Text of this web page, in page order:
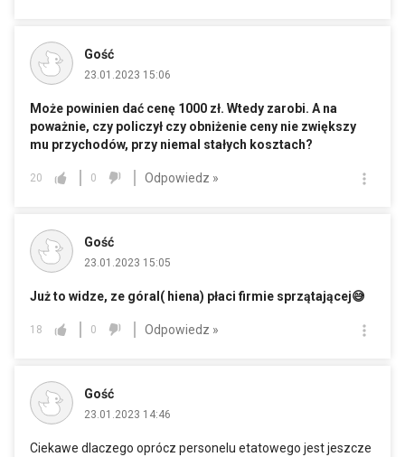
Gość
23.01.2023 15:06
Może powinien dać cenę 1000 zł. Wtedy zarobi. A na
poważnie, czy policzył czy obniżenie ceny nie zwiększy
mu przychodów, przy niemal stałych kosztach?
20 0 Odpowiedz »
Gość
23.01.2023 15:05
Już to widze, ze góral( hiena) płaci firmie sprzątającej😅
18 0 Odpowiedz »
Gość
23.01.2023 14:46
Ciekawe dlaczego oprócz personelu etatowego jest jeszcze